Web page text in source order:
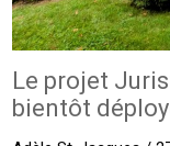
Le projet
bientôt